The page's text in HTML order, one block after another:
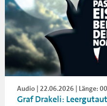
Audio | 22.06.2026 | Länge:
Graf Drakeli: